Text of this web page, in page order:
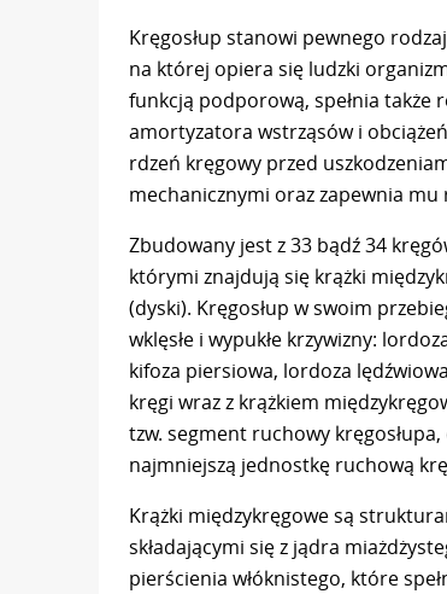
Kręgosłup stanowi pewnego
na której opiera się ludzki
funkcją podporową, spełnia także
amortyzatora wstrząsów i
rdzeń kręgowy przed
mechanicznymi oraz zapewnia mu
Zbudowany jest z 33 bądź 34
którymi znajdują się krążki
(dyski). Kręgosłup w swoim
wklęsłe i wypukłe krzywizny:
kifoza piersiowa, lordoza
kręgi wraz z krążkiem
tzw. segment ruchowy kręgosłupa,
najmniejszą jednostkę ruchową
Krążki międzykręgowe są
składającymi się z jądra
pierścienia włóknistego, które